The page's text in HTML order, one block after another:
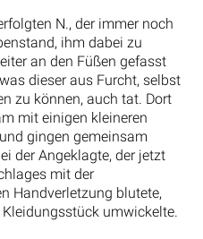
N., der immer noch
ihm dabei zu
an den Füßen gefasst
dieser aus Furcht, selbst
zu können, auch tat. Dort
mit einigen kleineren
gingen gemeinsam
der Angeklagte, der jetzt
mit der
Handverletzung blutete,
umwickelte.